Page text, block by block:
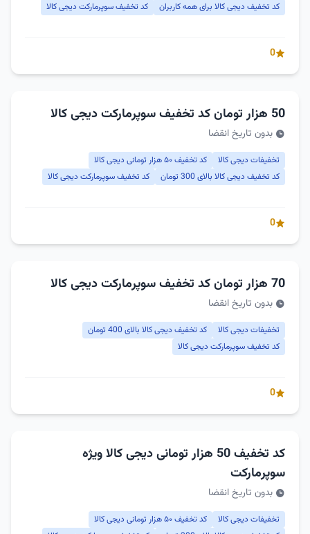
کد تخفیف دیجی کالا برای همه کاربران
کد تخفیف سوپرمارکت دیجی کالا
0
50 هزار تومان کد تخفیف سوپرمارکت دیجی کالا
بدون تاریخ انقضا
تخفیفات دیجی کالا
کد تخفیف ۵۰ هزار تومانی دیجی کالا
کد تخفیف دیجی کالا بالای 300 تومان
کد تخفیف سوپرمارکت دیجی کالا
0
70 هزار تومان کد تخفیف سوپرمارکت دیجی کالا
بدون تاریخ انقضا
تخفیفات دیجی کالا
کد تخفیف دیجی کالا بالای 400 تومان
کد تخفیف سوپرمارکت دیجی کالا
0
کد تخفیف 50 هزار تومانی دیجی کالا ویژه
سوپرمارکت
بدون تاریخ انقضا
تخفیفات دیجی کالا
کد تخفیف ۵۰ هزار تومانی دیجی کالا